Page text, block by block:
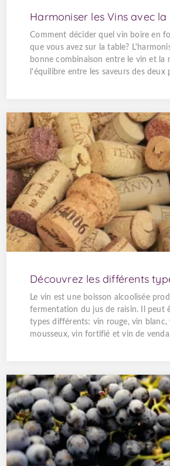
Harmoniser les Vins avec
Comment décider quel vin boire en
que vous avez sur la table?
bonne combinaison entre le vin et la
l'équilibre entre les saveurs des deux
Découvrez les différents
Le vin est une boisson alcoolisée
fermentation du jus de raisin. Il peut
types différents: vin rouge, vin blanc,
mousseux, vin fortifié et vin de